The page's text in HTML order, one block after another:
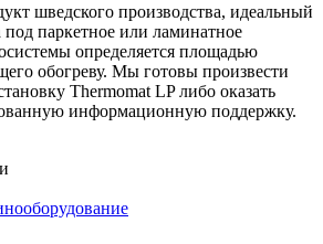
шведского производства, идеальный
под паркетное или ламинатное
определяется площадью
обогреву. Мы готовы произвести
Thermomat LP либо оказать
информационную поддержку.